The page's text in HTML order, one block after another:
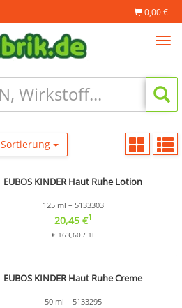
0,00 €
Sortierung
EUBOS KINDER Haut Ruhe Lotion
125 ml – 5133303
20,45 €1
€ 163,60 / 1l
EUBOS KINDER Haut Ruhe Creme
50 ml – 5133295